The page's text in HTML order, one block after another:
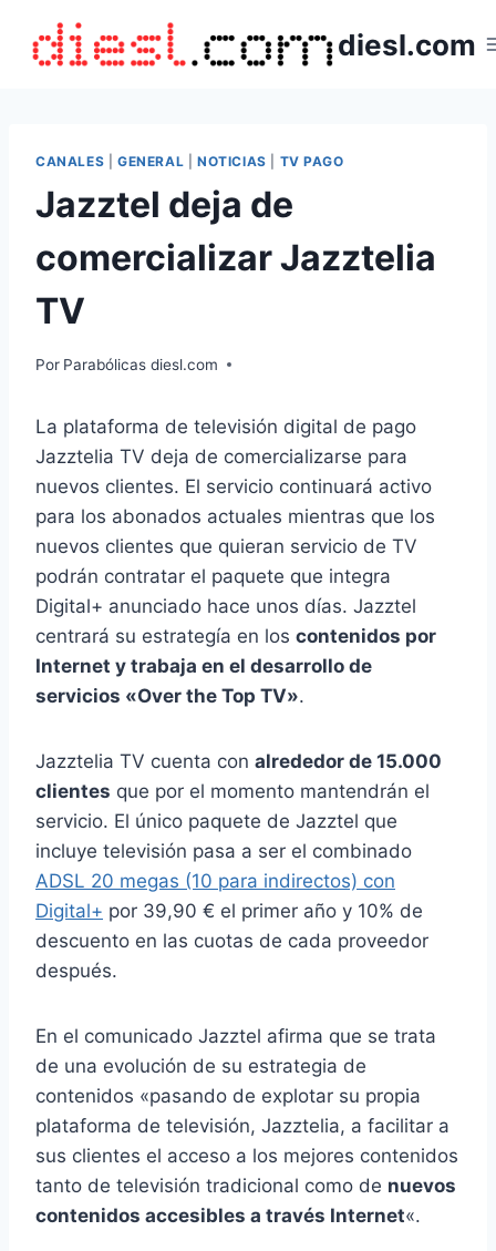
contenido
diesl.com
CANALES GENERAL NOTICIAS TV PAGO
Jazztel deja de
comercializar Jazztelia
TV
Por Parabólicas diesl.com
La plataforma de televisión digital de pago
Jazztelia TV deja de comercializarse para
nuevos clientes. El servicio continuará activo
para los abonados actuales mientras que los
nuevos clientes que quieran servicio de TV
podrán contratar el paquete que integra
Digital+ anunciado hace unos días. Jazztel
centrará su estrategía en los contenidos por
Internet y trabaja en el desarrollo de
servicios «Over the Top TV».
Jazztelia TV cuenta con alrededor de 15.000
clientes que por el momento mantendrán el
servicio. El único paquete de Jazztel que
incluye televisión pasa a ser el combinado
ADSL 20 megas (10 para indirectos) con
Digital+ por 39,90 € el primer año y 10% de
descuento en las cuotas de cada proveedor
después.
En el comunicado Jazztel afirma que se trata
de una evolución de su estrategia de
contenidos «pasando de explotar su propia
plataforma de televisión, Jazztelia, a facilitar a
sus clientes el acceso a los mejores contenidos
tanto de televisión tradicional como de nuevos
contenidos accesibles a través Internet«.